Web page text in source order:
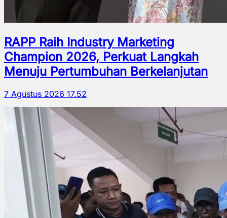
RAPP Raih Industry Marketing
Champion 2026, Perkuat Langkah
Menuju Pertumbuhan Berkelanjutan
7 Agustus 2026 17.52